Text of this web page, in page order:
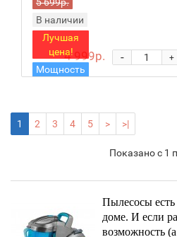
В наличии
Лучшая
цена!
Мощность
4 999р. +
-
1 2 3 4 5 > >|
Показано с 1
Пылесосы
доме. И если
возможность